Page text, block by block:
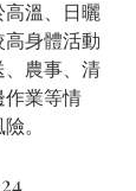
高溫、日曬
身體活動
、農事、清
作業等情
。